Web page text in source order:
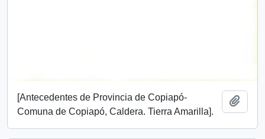
[Antecedentes de Provincia de Copiapó-
Comuna de Copiapó, Caldera. Tierra Amarilla].